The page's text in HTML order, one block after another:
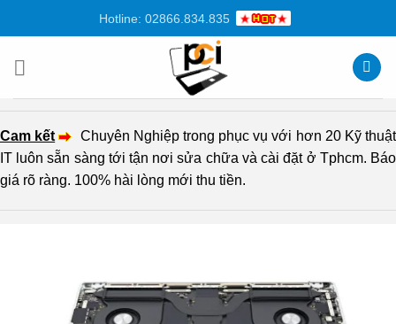
dung
Hotline: 02866.834.835
Cam kết
Chuyên Nghiệp trong phục vụ với hơn 20 Kỹ thuật
IT luôn sẵn sàng tới tận nơi sửa chữa và cài đặt ở Tphcm. Báo
giá rõ ràng. 100% hài lòng mới thu tiền.